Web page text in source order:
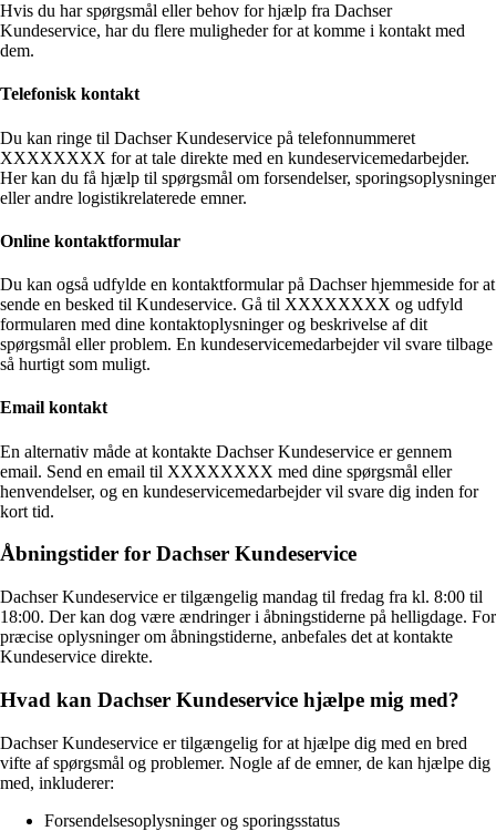
Hvis du har spørgsmål eller behov for hjælp fra Dachser
Kundeservice, har du flere muligheder for at komme i kontakt med
dem.
Telefonisk kontakt
Du kan ringe til Dachser Kundeservice på telefonnummeret
XXXXXXXX for at tale direkte med en kundeservicemedarbejder.
Her kan du få hjælp til spørgsmål om forsendelser, sporingsoplysninger
eller andre logistikrelaterede emner.
Online kontaktformular
Du kan også udfylde en kontaktformular på Dachser hjemmeside for at
sende en besked til Kundeservice. Gå til XXXXXXXX og udfyld
formularen med dine kontaktoplysninger og beskrivelse af dit
spørgsmål eller problem. En kundeservicemedarbejder vil svare tilbage
så hurtigt som muligt.
Email kontakt
En alternativ måde at kontakte Dachser Kundeservice er gennem
email. Send en email til XXXXXXXX med dine spørgsmål eller
henvendelser, og en kundeservicemedarbejder vil svare dig inden for
kort tid.
Åbningstider for Dachser Kundeservice
Dachser Kundeservice er tilgængelig mandag til fredag fra kl. 8:00 til
18:00. Der kan dog være ændringer i åbningstiderne på helligdage. For
præcise oplysninger om åbningstiderne, anbefales det at kontakte
Kundeservice direkte.
Hvad kan Dachser Kundeservice hjælpe mig med?
Dachser Kundeservice er tilgængelig for at hjælpe dig med en bred
vifte af spørgsmål og problemer. Nogle af de emner, de kan hjælpe dig
med, inkluderer:
Forsendelsesoplysninger og sporingsstatus